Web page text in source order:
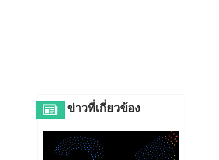
ข่าวที่เกี่ยวข้อง